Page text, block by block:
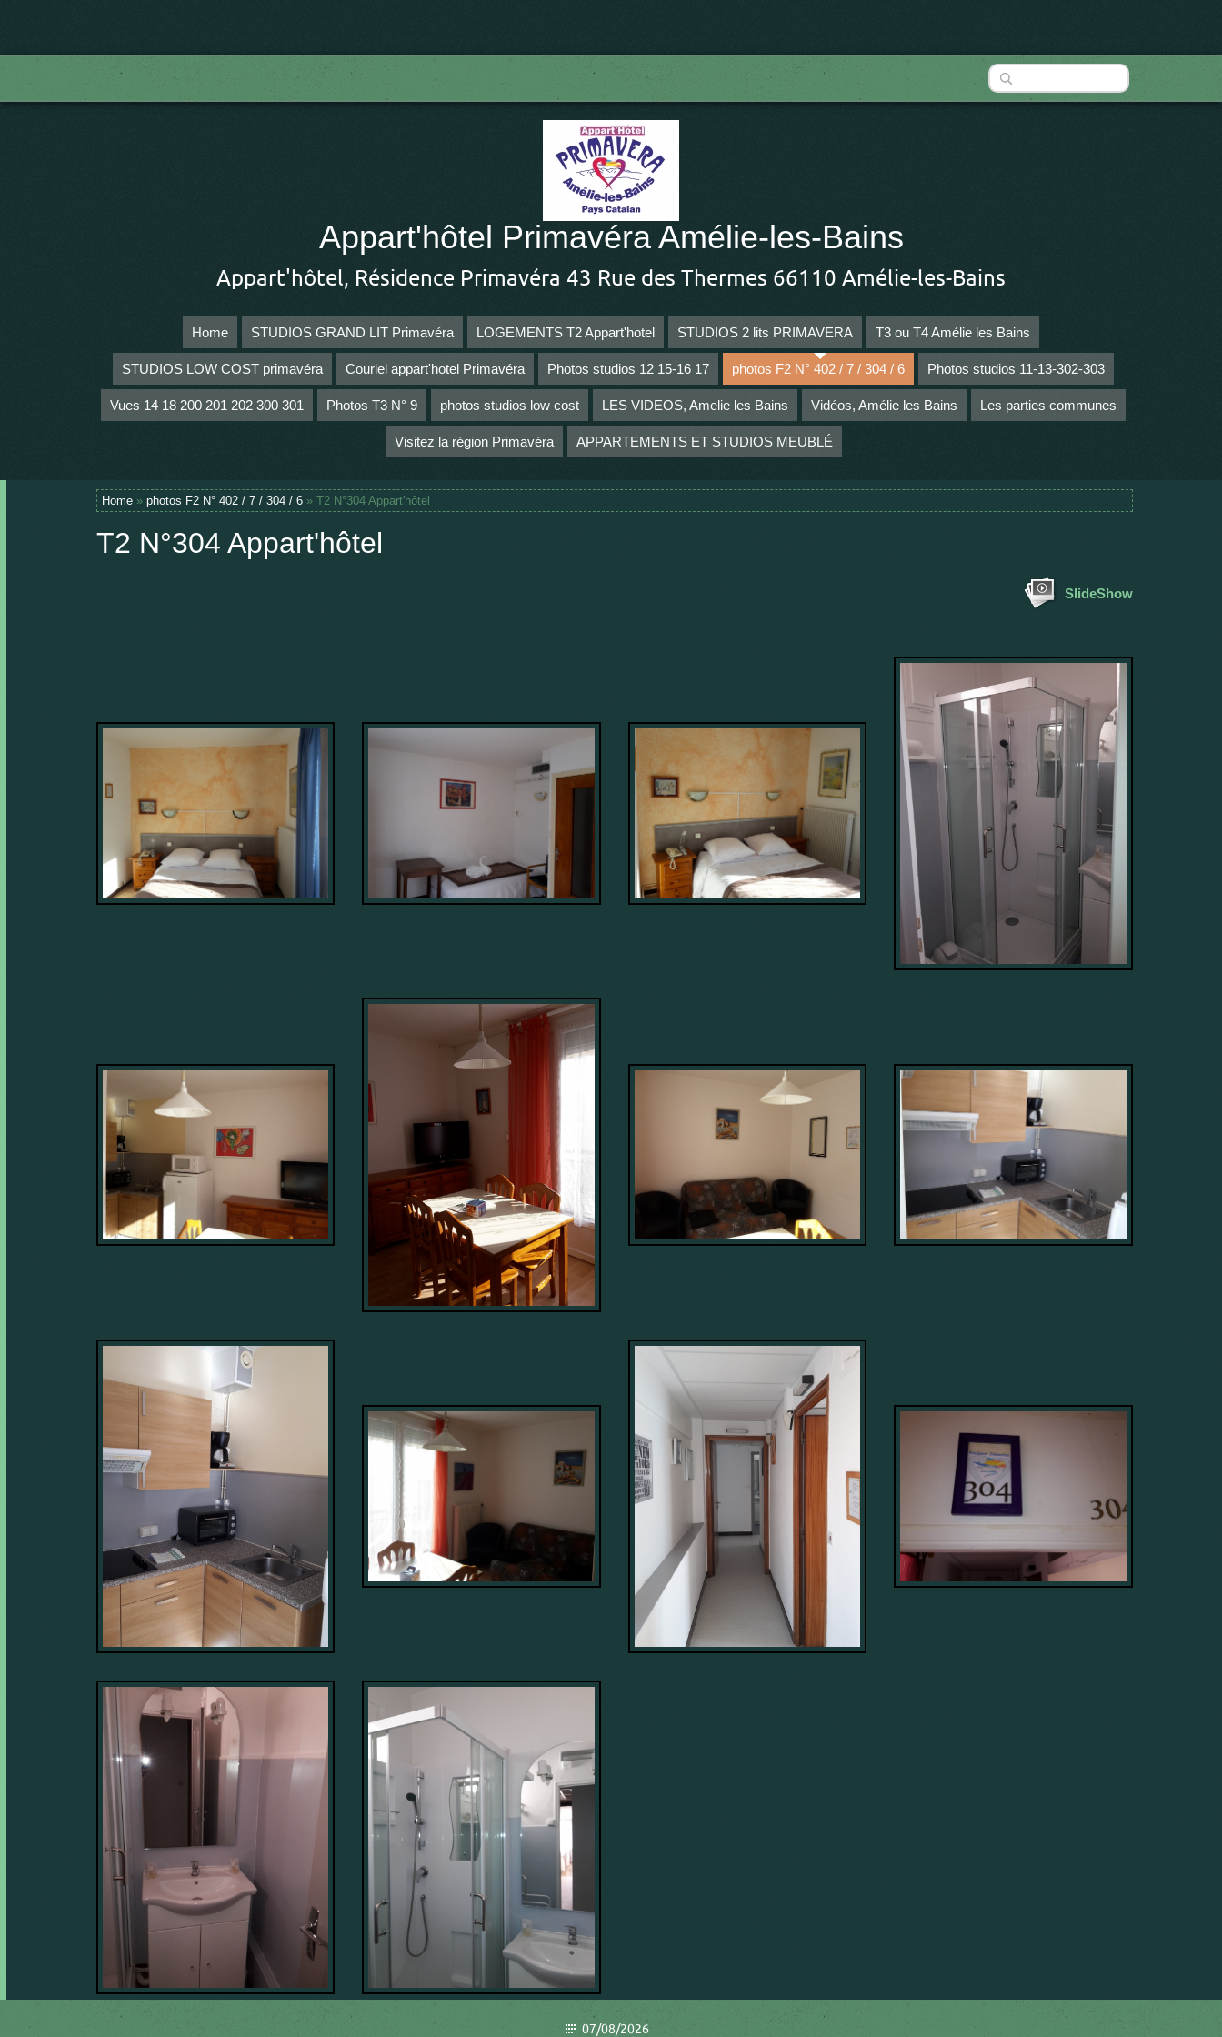
Appart'hôtel Primavéra Amélie-les-Bains
Appart'hôtel, Résidence Primavéra 43 Rue des Thermes 66110 Amélie-les-Bains
Home STUDIOS GRAND LIT Primavéra LOGEMENTS T2 Appart'hotel STUDIOS 2 lits PRIMAVERA T3 ou T4 Amélie les Bains
STUDIOS LOW COST primavéra Couriel appart'hotel Primavéra Photos studios 12 15-16 17 photos F2 N° 402 / 7 / 304 / 6 Photos studios 11-13-302-303
Vues 14 18 200 201 202 300 301 Photos T3 N° 9 photos studios low cost LES VIDEOS, Amelie les Bains Vidéos, Amélie les Bains Les parties communes
Visitez la région Primavéra APPARTEMENTS ET STUDIOS MEUBLÉ
Home» photos F2 N° 402 / 7 / 304 / 6» T2 N°304 Appart'hôtel
T2 N°304 Appart'hôtel
SlideShow
07/08/2026